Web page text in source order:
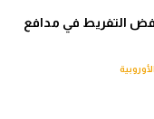
التفريط في مدافع